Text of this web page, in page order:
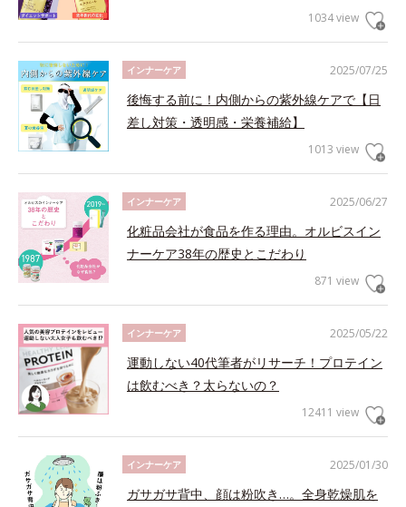
1034 view
2025/07/25
インナーケア
後悔する前に！内側からの紫外線ケアで【日
差し対策・透明感・栄養補給】
1013 view
2025/06/27
インナーケア
化粧品会社が食品を作る理由。オルビスイン
ナーケア38年の歴史とこだわり
871 view
2025/05/22
インナーケア
運動しない40代筆者がリサーチ！プロテイン
は飲むべき？太らないの？
12411 view
2025/01/30
インナーケア
ガサガサ背中、顔は粉吹き…。全身乾燥肌を